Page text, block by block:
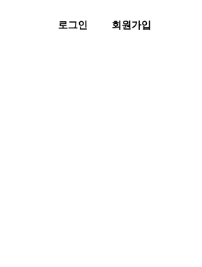
로그인 회원가입
지금 구매하기